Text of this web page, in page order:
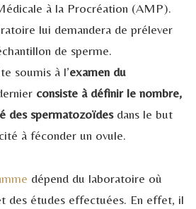
à la Procréation (AMP).
lui demandera de prélever
de sperme.
soumis à l’examen du
consiste à définir le nombre,
des spermatozoïdesdans le but
à féconder un ovule.
dépend du laboratoire où
des études effectuées. En effet, il